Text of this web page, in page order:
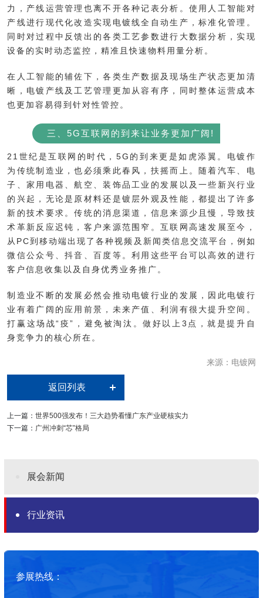
力，产线运营管理也离不开各种记表分析。使用人工智能对
产线进行现代化改造实现电镀线全自动生产，标准化管理。
同时对过程中反馈出的各类工艺参数进行大数据分析，实现
设备的实时动态监控，精准且快速物料用量分析。
在人工智能的辅佐下，各类生产数据及现场生产状态更加清
晰，电镀产线及工艺管理更加从容有序，同时整体运营成本
也更加容易得到针对性管控。
三、5G互联网的到来让业务更加广阔!
21世纪是互联网的时代，5G的到来更是如虎添翼。电镀作
为传统制造业，也必须乘此春风，扶摇而上。随着汽车、电
子、家用电器、航空、装饰品工业的发展以及一些新兴行业
的兴起，无论是原材料还是镀层外观及性能，都提出了许多
新的技术要求。传统的消息渠道，信息来源少且慢，导致技
术革新反应迟钝，客户来源范围窄。互联网高速发展至今，
从PC到移动端出现了各种视频及新闻类信息交流平台，例如
微信公众号、抖音、百度等。利用这些平台可以高效的进行
客户信息收集以及自身优秀业务推广。
制造业不断的发展必然会推动电镀行业的发展，因此电镀行
业有着广阔的应用前景，未来产值、利润有很大提升空间。
打赢这场战“疫”，避免被淘汰。做好以上3点，就是提升自
身竞争力的核心所在。
来源：电镀网
返回列表
上一篇：世界500强发布！三大趋势看懂广东产业硬核实力
下一篇： 广州冲刺“芯”格局
展会新闻
行业资讯
参展热线：